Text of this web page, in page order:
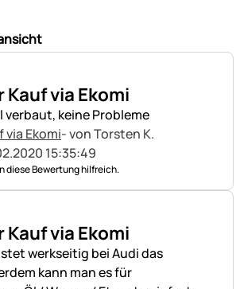
via Ekomi
verbaut, keine Probleme
Ekomi- von Torsten K.
15:35:49
diese Bewertung hilfreich.
via Ekomi
werkseitig bei Audi das
kann man es für